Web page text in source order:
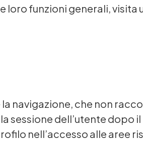
loro funzioni generali,
navigazione, che non
sessione dell’utente dopo
nell’accesso alle aree